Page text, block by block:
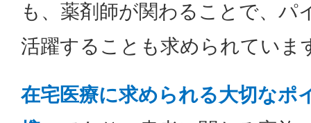
も、薬剤師が関わることで、パ
活躍することも求められていま
在宅医療に求められる大切なポ